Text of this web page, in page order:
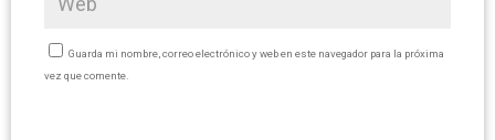
Guarda mi nombre, correo electrónico y web en este navegador para la próxima
vez que comente.